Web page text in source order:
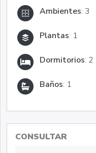
Ambientes: 3
Plantas: 1
Dormitorios: 2
Baños: 1
CONSULTAR